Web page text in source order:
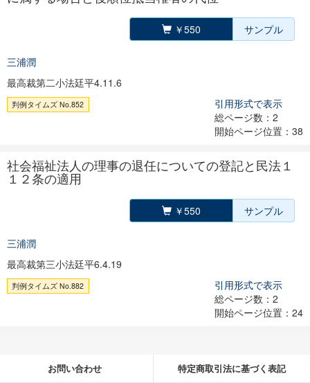
￥550 サンプル
三浦潤
最高裁第二小法廷平4.11.6
判例タイムズ No.852
引用形式で表示
総ページ数：2
開始ページ位置：38
社会福祉法人の理事の退任についての登記と民法１
１２条の適用
￥550 サンプル
三浦潤
最高裁第三小法廷平6.4.19
判例タイムズ No.882
引用形式で表示
総ページ数：2
開始ページ位置：24
お問い合わせ 特定商取引法に基づく表記